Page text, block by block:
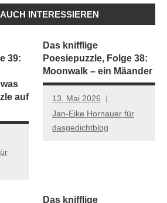
INTERESSIEREN
39:
auf
Das knifflige
Poesiepuzzle, Folge 38:
Moonwalk – ein Mäander
13. Mai 2026
Jan-Eike Hornauer für
dasgedichtblog
Das knifflige